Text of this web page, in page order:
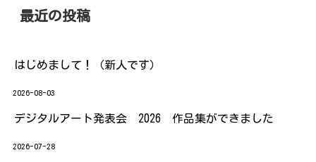
最近の投稿
はじめまして！（新人です）
2026-08-03
デジタルアート発表会 2026 作品集ができました
2026-07-28